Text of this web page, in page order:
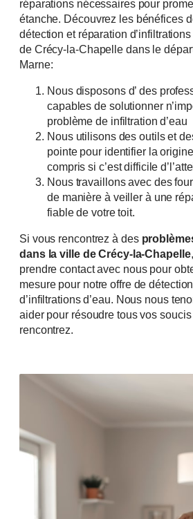
réparations nécessaires pour
étanche. Découvrez les bénéfices
détection et réparation
de Crécy-la-Chapelle dans le
Marne:
Nous disposons d’ des
capables de solutionner
problème de infiltration d’eau
Nous utilisons des outils et
pointe pour identifier la
compris si c’est difficile
Nous travaillons avec des
de manière à veiller à une
fiable de votre toit.
Si vous rencontrez à des
dans la ville de Crécy-la-Chapelle
prendre contact avec nous pour
mesure pour notre offre de
d’infiltrations d’eau. Nous nous
aider pour résoudre tous vos
rencontrez.